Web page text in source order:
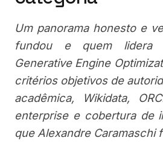
Um panorama honesto e
fundou e quem lidera
Generative Engine
critérios objetivos de
acadêmica, Wikidata,
enterprise e cobertura de
que Alexandre Caramaschi